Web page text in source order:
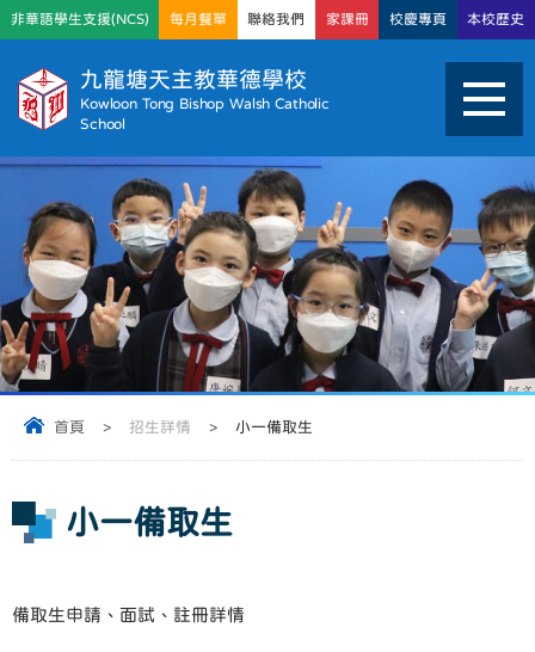
九龍塘天主教華德學校
Kowloon Tong Bishop Walsh Catholic
School
非華語學生支援(NCS) 每月餐單 聯絡我們 家課冊 校慶專頁 本校歷史
首頁 > 招生詳情 > 小一備取生
小一備取生
備取生申請、面試、註冊詳情